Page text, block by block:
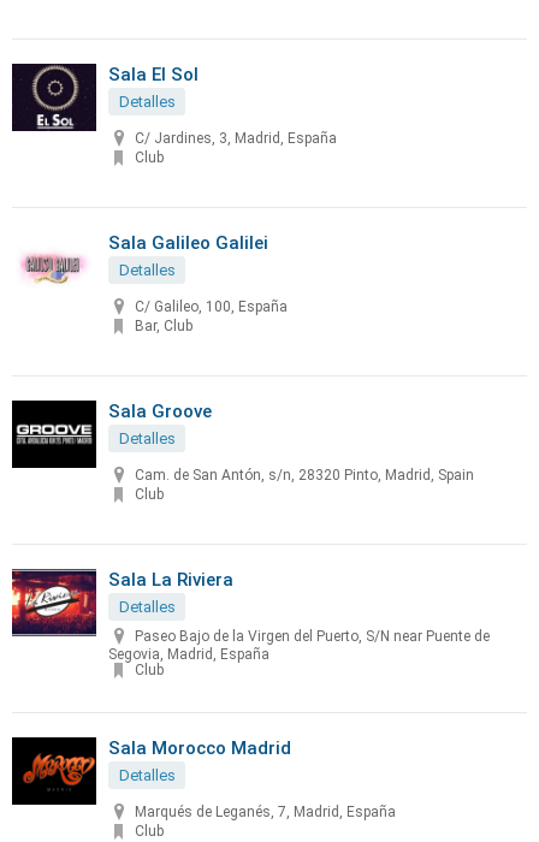
Sala El Sol
Detalles
C/ Jardines, 3, Madrid, España
Club
Sala Galileo Galilei
Detalles
C/ Galileo, 100, España
Bar, Club
Sala Groove
Detalles
Cam. de San Antón, s/n, 28320 Pinto, Madrid, Spain
Club
Sala La Riviera
Detalles
Paseo Bajo de la Virgen del Puerto, S/N near Puente de
Segovia, Madrid, España
Club
Sala Morocco Madrid
Detalles
Marqués de Leganés, 7, Madrid, España
Club